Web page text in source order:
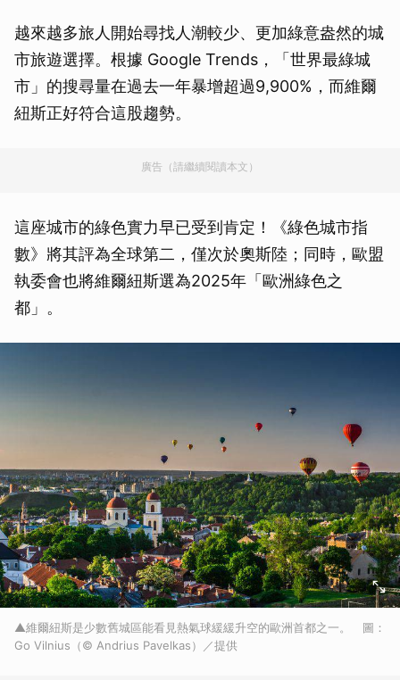
越來越多旅人開始尋找人潮較少、更加綠意盎然的城
市旅遊選擇。根據 Google Trends，「世界最綠城
市」的搜尋量在過去一年暴增超過9,900%，而維爾
紐斯正好符合這股趨勢。
廣告（請繼續閱讀本文）
這座城市的綠色實力早已受到肯定！《綠色城市指
數》將其評為全球第二，僅次於奧斯陸；同時，歐盟
執委會也將維爾紐斯選為2025年「歐洲綠色之
都」。
▲維爾紐斯是少數舊城區能看見熱氣球緩緩升空的歐洲首都之一。 圖：
Go Vilnius（© Andrius Pavelkas）／提供